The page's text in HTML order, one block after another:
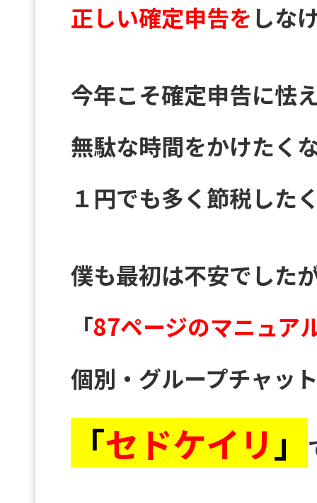
正しい確定申告をしな
今年こそ確定申告に怯
無駄な時間をかけたく
１円でも多く節税した
僕も最初は不安でした
「87ページのマニュア
個別・グループチャッ
「セドケイリ」